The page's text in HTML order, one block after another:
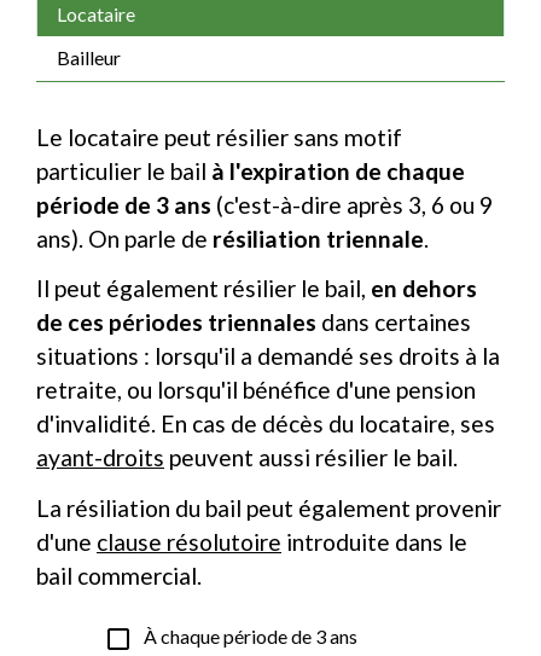
Locataire
Bailleur
Le locataire peut résilier sans motif
particulier le bail à l'expiration de chaque
période de 3 ans (c'est-à-dire après 3, 6 ou 9
ans). On parle de résiliation triennale.
Il peut également résilier le bail, en dehors
de ces périodes triennales dans certaines
situations : lorsqu'il a demandé ses droits à la
retraite, ou lorsqu'il bénéfice d'une pension
d'invalidité. En cas de décès du locataire, ses
ayant-droits peuvent aussi résilier le bail.
La résiliation du bail peut également provenir
d'une clause résolutoire introduite dans le
bail commercial.
check_box_outline_blank À chaque période de 3 ans